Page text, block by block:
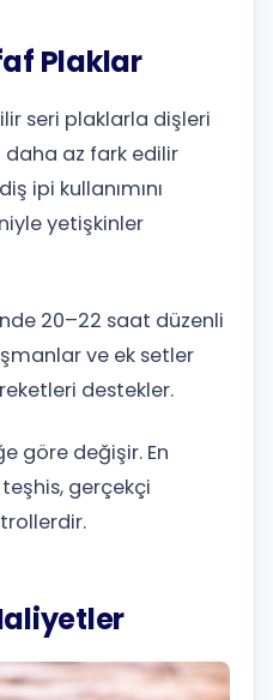
Plaklar
seri plaklarla dişleri
az fark edilir
ipi kullanımını
yetişkinler
20–22 saat düzenli
ve ek setler
destekler.
göre değişir. En
gerçekçi